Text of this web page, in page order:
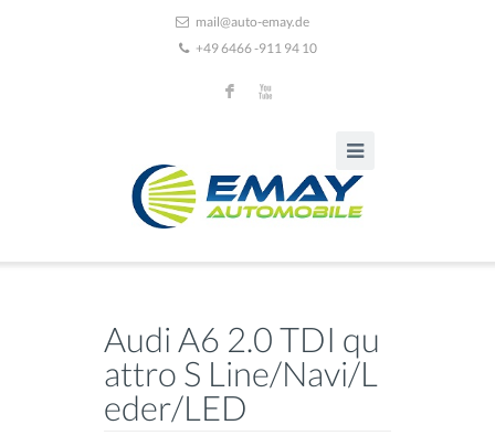
mail@auto-emay.de
+49 6466 -911 94 10
F X
Audi A6 2.0 TDI qu
attro S Line/Navi/L
eder/LED